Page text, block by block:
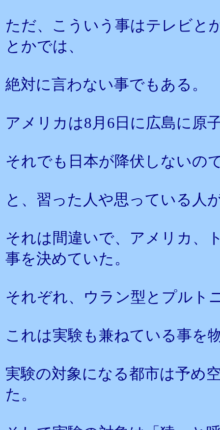
ただ、こういう事はテレビと
とかでは、
絶対に言わない事でもある。
アメリカは8月6日に広島に原
それでも日本が降伏しないの
と、習った人や思っている人
それは間違いで、アメリカ、
事を決めていた。
それぞれ、ウラン型とプルト
これは実験も兼ねている事を
実験の対象になる都市は予め
た。